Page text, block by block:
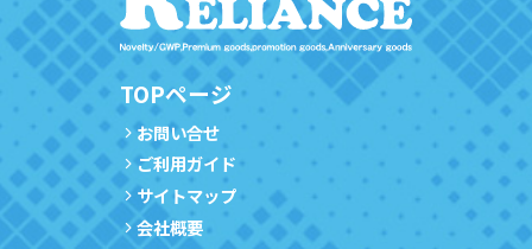
TOPページ
お問い合せ
ご利用ガイド
サイトマップ
会社概要